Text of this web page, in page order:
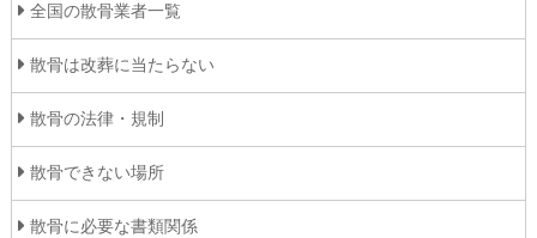
全国の散骨業者一覧
散骨は改葬に当たらない
散骨の法律・規制
散骨できない場所
散骨に必要な書類関係